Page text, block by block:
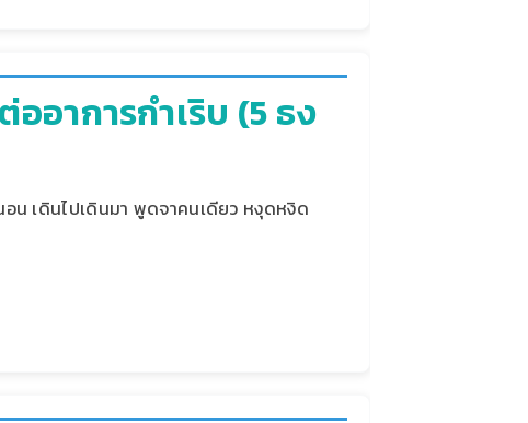
าการกำเริบ (5 ธง
น เดินไปเดินมา พูดจาคนเดียว หงุดหงิด